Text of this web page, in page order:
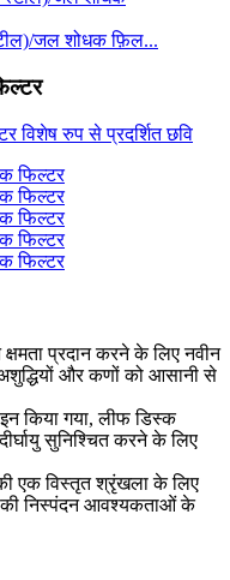
जल शोधक फ़िल...
प्रदान करने के लिए नवीन
और कणों को आसानी से
किया गया, लीफ डिस्क
सुनिश्चित करने के लिए
एक विस्तृत श्रृंखला के लिए
की निस्पंदन आवश्यकताओं के